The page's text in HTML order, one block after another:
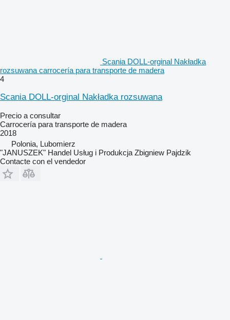
Scania DOLL-orginal Nakładka
rozsuwana carrocería para transporte de madera
4
Scania DOLL-orginal Nakładka rozsuwana
Precio a consultar
Carrocería para transporte de madera
2018
Polonia, Lubomierz
"JANUSZEK" Handel Usług i Produkcja Zbigniew Pajdzik
Contacte con el vendedor